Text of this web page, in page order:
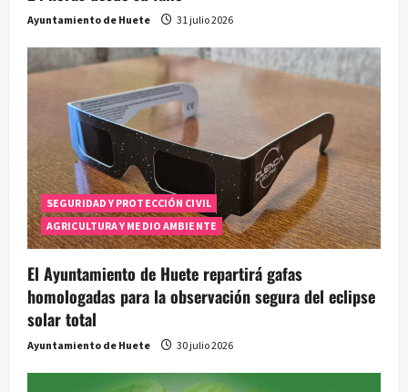
Ayuntamiento de Huete 31 julio 2026
SEGURIDAD Y PROTECCIÓN CIVIL
AGRICULTURA Y MEDIO AMBIENTE
El Ayuntamiento de Huete repartirá gafas
homologadas para la observación segura del eclipse
solar total
Ayuntamiento de Huete 30 julio 2026